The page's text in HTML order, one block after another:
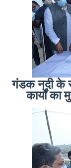
गंडक नदी के
कार्यों का